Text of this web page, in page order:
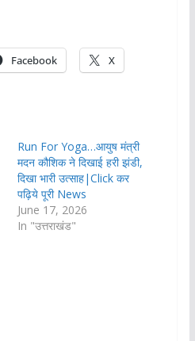
Facebook X
Run For Yoga…आयुष मंत्री
मदन कौशिक ने दिखाई हरी झंडी,
दिखा भारी उत्साह|Click कर
पढ़िये पूरी News
June 17, 2026
In "उत्तराखंड"